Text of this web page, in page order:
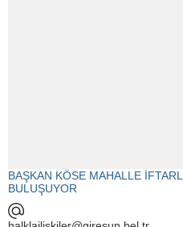
BAŞKAN KÖSE MAHALLE
BULUŞUYOR